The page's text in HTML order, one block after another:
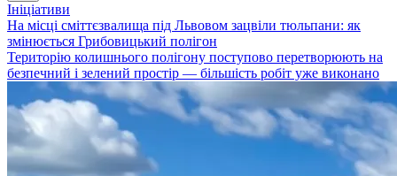
Ініціативи
На місці сміттєзвалища під Львовом зацвіли тюльпани: як
змінюється Грибовицький полігон
Територію колишнього полігону поступово перетворюють на
безпечний і зелений простір — більшість робіт уже виконано